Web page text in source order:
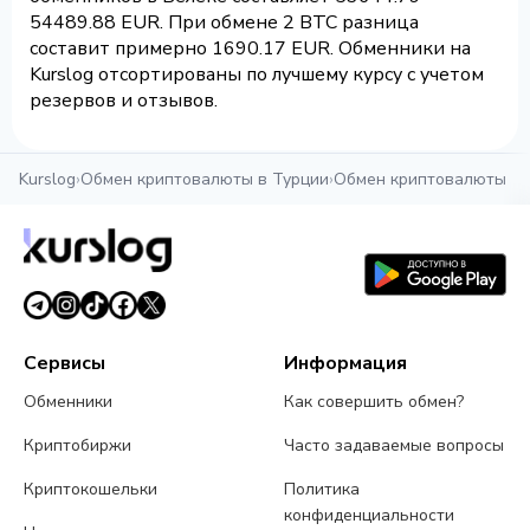
54489.88 EUR. При обмене 2 BTC разница
составит примерно 1690.17 EUR. Обменники на
Kurslog отсортированы по лучшему курсу с учетом
резервов и отзывов.
Kurslog›Обмен криптовалюты в Турции›Обмен криптовалюты в
Сервисы
Обменники
Криптобиржи
Криптокошельки
Информация
Как совершить обмен?
Часто задаваемые вопросы
Политика
конфиденциальности